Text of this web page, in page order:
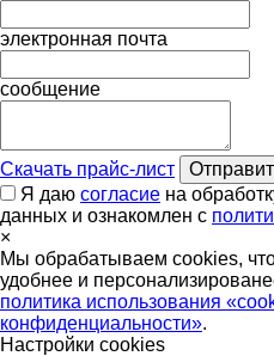
электронная почта
сообщение
Скачать прайс-лист
Я даю согласие на
данных и ознакомлен с
×
Мы обрабатываем cookies,
удобнее и
политика использования
конфиденциальности».
Настройки cookies